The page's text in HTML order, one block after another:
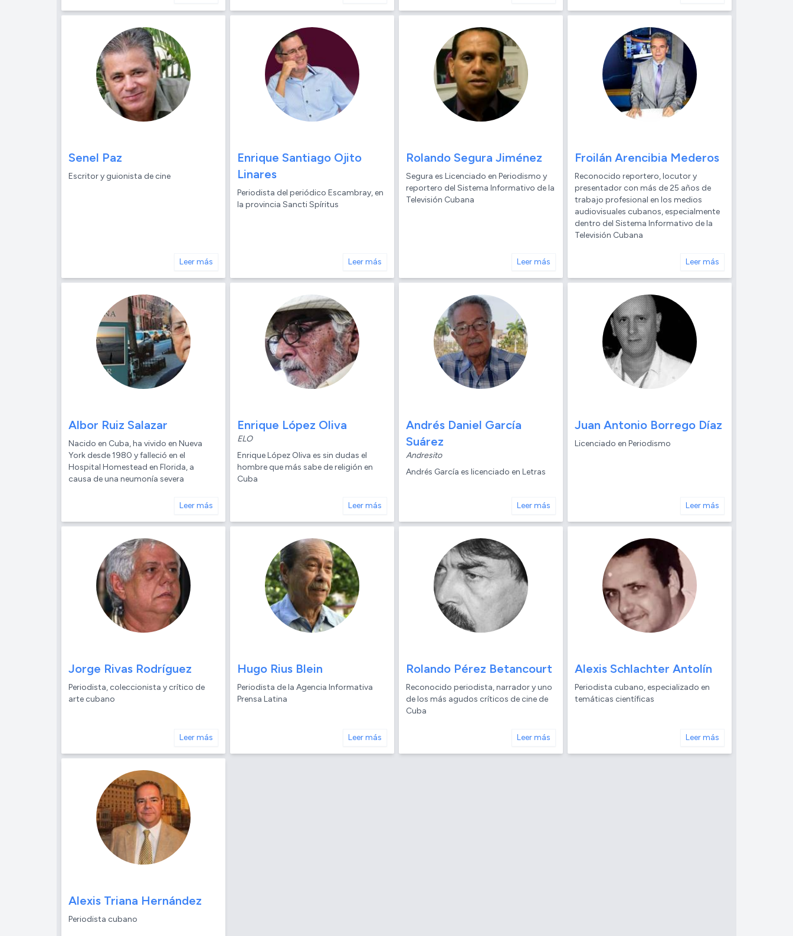
Senel Paz
Escritor y guionista de cine
Leer más
Enrique Santiago Ojito
Linares
Periodista del periódico Escambray, en
la provincia Sancti Spíritus
Leer más
Rolando Segura Jiménez
Segura es Licenciado en Periodismo y
reportero del Sistema Informativo de la
Televisión Cubana
Leer más
Froilán Arencibia Mederos
Reconocido reportero, locutor y
presentador con más de 25 años de
trabajo profesional en los medios
audiovisuales cubanos, especialmente
dentro del Sistema Informativo de la
Televisión Cubana
Leer más
Albor Ruiz Salazar
Nacido en Cuba, ha vivido en Nueva
York desde 1980 y falleció en el
Hospital Homestead en Florida, a
causa de una neumonía severa
Leer más
Enrique López Oliva
ELO
Enrique López Oliva es sin dudas el
hombre que más sabe de religión en
Cuba
Leer más
Andrés Daniel García
Suárez
Andresito
Andrés García es licenciado en Letras
Leer más
Juan Antonio Borrego Díaz
Licenciado en Periodismo
Leer más
Jorge Rivas Rodríguez
Periodista, coleccionista y crítico de
arte cubano
Leer más
Hugo Rius Blein
Periodista de la Agencia Informativa
Prensa Latina
Leer más
Rolando Pérez Betancourt
Reconocido periodista, narrador y uno
de los más agudos críticos de cine de
Cuba
Leer más
Alexis Schlachter Antolín
Periodista cubano, especializado en
temáticas científicas
Leer más
Alexis Triana Hernández
Periodista cubano